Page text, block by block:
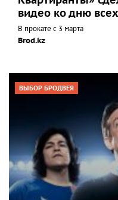
видео ко дню
В прокате с 3 марта
Brod.kz
ВЫБОР БРОДВЕЯ